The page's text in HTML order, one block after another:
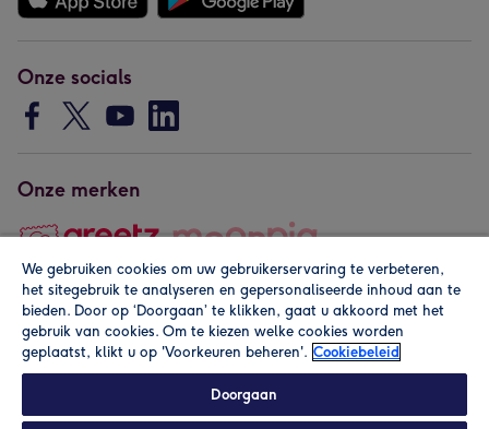
Onze socials
Onze merken
Copyright © 2026 by Greetz
We gebruiken cookies om uw gebruikerservaring te verbeteren,
het sitegebruik te analyseren en gepersonaliseerde inhoud aan te
bieden. Door op ‘Doorgaan’ te klikken, gaat u akkoord met het
gebruik van cookies. Om te kiezen welke cookies worden
geplaatst, klikt u op 'Voorkeuren beheren'. Cookiebeleid
Doorgaan